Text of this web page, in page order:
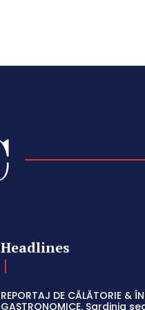
Headlines
REPORTAJ DE CĂLĂTORIE &
GASTRONOMICE. Sardinia